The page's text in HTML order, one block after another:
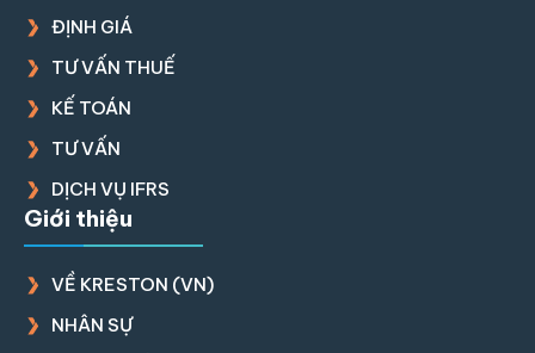
ĐỊNH GIÁ
TƯ VẤN THUẾ
KẾ TOÁN
TƯ VẤN
DỊCH VỤ IFRS
Giới thiệu
VỀ KRESTON (VN)
NHÂN SỰ